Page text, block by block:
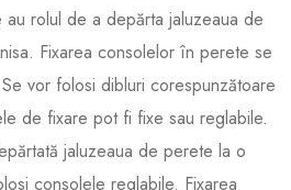
rolul de a depărta jaluzeaua de
Fixarea consolelor în perete se
vor folosi dibluri corespunzătoare
de fixare pot fi fixe sau reglabile.
jaluzeaua de perete la o
consolele reglabile. Fixarea